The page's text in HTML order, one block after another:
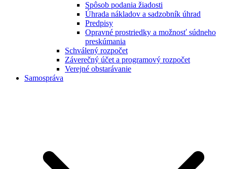
Spôsob podania žiadosti
Úhrada nákladov a sadzobník úhrad
Predpisy
Opravné prostriedky a možnosť súdneho
preskúmania
Schválený rozpočet
Záverečný účet a programový rozpočet
Verejné obstarávanie
Samospráva